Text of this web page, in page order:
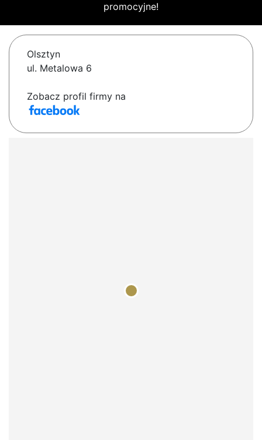
promocyjne!
Olsztyn
ul. Metalowa 6
Zobacz profil firmy na